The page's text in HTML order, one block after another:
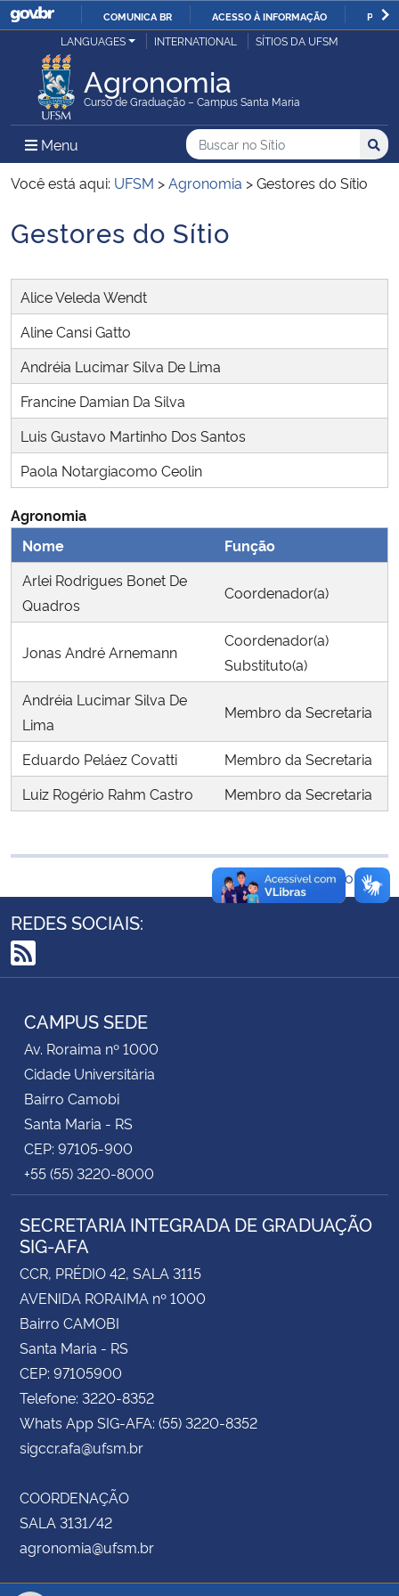
IR
O
COMUNICA BR ACESSO À INFORMAÇÃO
Ministério da Justiça e Segurança Pública
Ministério da Defesa
Ministério das Relações Exteriores
Ministério da Economia
Ministério da Agricultura, Pecuária e Abastecimento
Ministério da Educação
Ministério de Minas e Energia
Ministério da Ciência, Tecnologia, Inovações e Comunicações
Ministério do Meio Ambiente
Ministério do Turismo
Ministério do Desenvolvimento Regional
Controladoria-Geral da União
Ministério da Mulher, da Família e dos Direitos Humanos
Gabinete de Segurança Institucional
Advocacia-Geral da União
Banco Central do Brasil
Planalto
LANGUAGES INTERNATIONAL SÍTIOS DA UFSM
Agronomia
Curso de Graduação – Campus Santa Maria
Menu Menu Principal do Sítio
Busca
Buscar no no Sítio
Busca:
Você está aqui: UFSM >Agronomia >Gestores do Sítio
Início do conteúdo
Gestores do Sítio
Alice Veleda Wendt
Aline Cansi Gatto
Andréia Lucimar Silva De Lima
Francine Damian Da Silva
Luis Gustavo Martinho Dos Santos
Paola Notargiacomo Ceolin
Agronomia
Nome
Função
Arlei Rodrigues Bonet De
Quadros
Coordenador(a)
Jonas André Arnemann
Coordenador(a)
Substituto(a)
Andréia Lucimar Silva De
Lima
Membro da Secretaria
Eduardo Peláez Covatti
Membro da Secretaria
Luiz Rogério Rahm Castro
Membro da Secretaria
Voltar ao topo
REDES SOCIAIS:
RSS
CAMPUS SEDE
Av. Roraima nº 1000
Cidade Universitária
Bairro Camobi
Santa Maria - RS
CEP: 97105-900
+55 (55) 3220-8000
SECRETARIA INTEGRADA DE GRADUAÇÃO
SIG-AFA
CCR, PRÉDIO 42, SALA 3115
AVENIDA RORAIMA nº 1000
Bairro CAMOBI
Santa Maria - RS
CEP: 97105900
Telefone: 3220-8352
Whats App SIG-AFA: (55) 3220-8352
sigccr.afa@ufsm.br
COORDENAÇÃO
SALA 3131/42
agronomia@ufsm.br